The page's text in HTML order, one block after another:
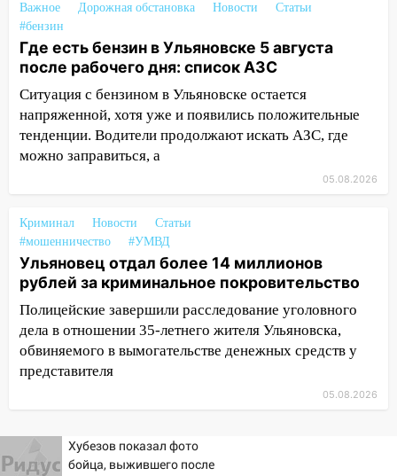
08:21
В Заволжском районе украли два
велосипеда
07:18 В Ульяновск идет
тридцатиградусная жара: какая будет
погода в четверг
06:00 Четыре года борьбы: ульяновские
юристы помогли женщине засудить УК
05:00
Кому 6 августа звезды сулят
прибыль, а кому — испытания на
прочность
05.08.2026
22:58 Соцсети: на проспекте Тюленева
ДТП с мотоциклистом
20:22 Мошенники обманули 92-летнюю
жительницу Ульяновской области
заработал уголовное дело
Важное Дорожная обстановка Новости
Статьи
#бензин
Где есть бензин в Ульяновске 5 августа
после рабочего дня: список АЗС
Ситуация с бензином в Ульяновске остается
напряженной, хотя уже и появились положительные
тенденции. Водители продолжают искать АЗС, где
можно заправиться, а
05.08.2026
Криминал Новости
Статьи
#мошенничество
#УМВД
Ульяновец отдал более 14 миллионов
рублей за криминальное покровительство
Полицейские завершили расследование уголовного
дела в отношении 35-летнего жителя Ульяновска,
обвиняемого в вымогательстве денежных средств у
представителя
05.08.2026
Хубезов показал фото
бойца, выжившего после